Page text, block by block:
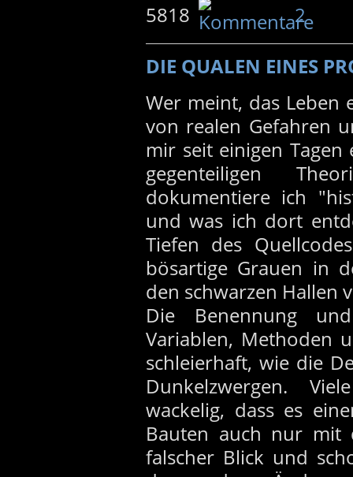
5818
2
DIE QUALEN EINES
Wer meint, das Leben
von realen Gefahren
mir seit einigen
gegenteiligen
dokumentiere ich
und was ich dort
Tiefen des
bösartige Grauen in
den schwarzen Hallen
Die Benennung
Variablen, Methoden
schleierhaft, wie die
Dunkelzwergen.
wackelig, dass es
Bauten auch nur mit
falscher Blick und